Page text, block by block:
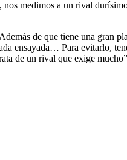
medimos a un rival
de que tiene una gran
ensayada… Para evitarlo,
de un rival que exige